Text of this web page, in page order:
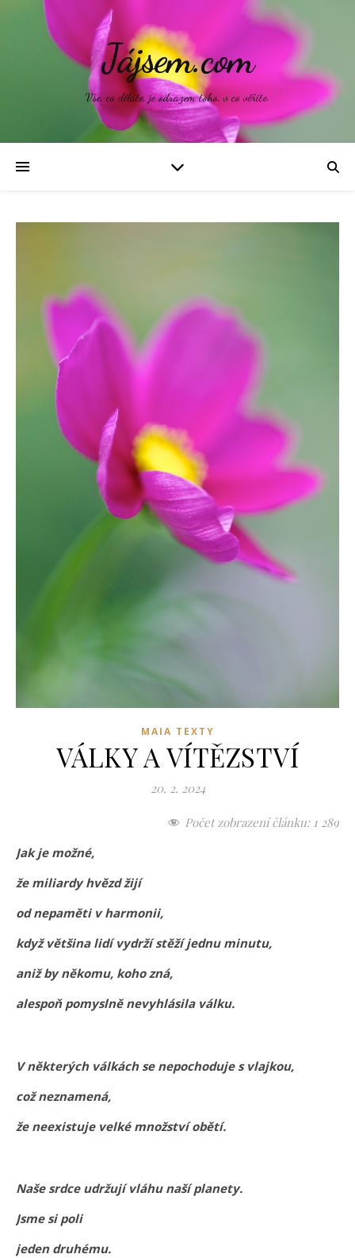
Jájsem.com
Vše, co děláte, je odrazem toho, v co věříte.
MAIA TEXTY
VÁLKY A VÍTĚZSTVÍ
20. 2. 2024
Počet zobrazení článku: 1 289
Jak je možné,
že miliardy hvězd žijí
od nepaměti v harmonii,
když většina lidí vydrží stěží jednu minutu,
aniž by někomu, koho zná,
alespoň pomyslně nevyhlásila válku.
V některých válkách se nepochoduje s vlajkou,
což neznamená,
že neexistuje velké množství obětí.
Naše srdce udržují vláhu naší planety.
Jsme si poli
jeden druhému.